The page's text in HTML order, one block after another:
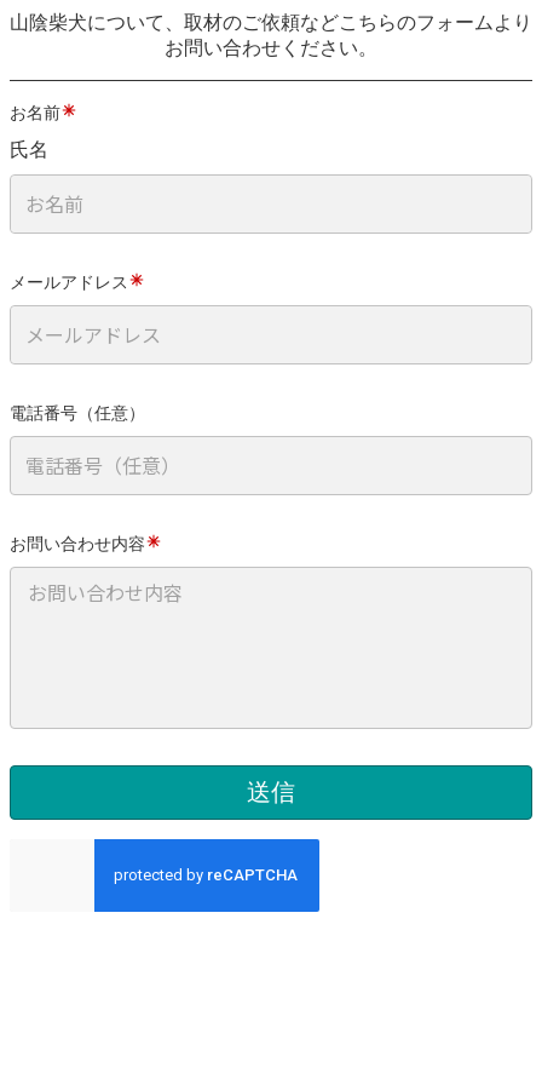
山陰柴犬について、取材のご依頼などこちらのフォームより
お問い合わせください。
お名前
氏名
メールアドレス
電話番号（任意）
お問い合わせ内容
送信